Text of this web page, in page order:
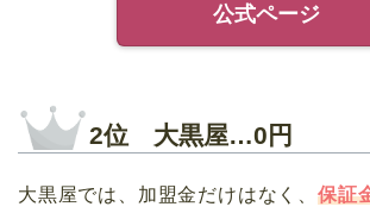
公式ページ
2位 大黒屋…0円
大黒屋では、加盟金だけはなく、保証